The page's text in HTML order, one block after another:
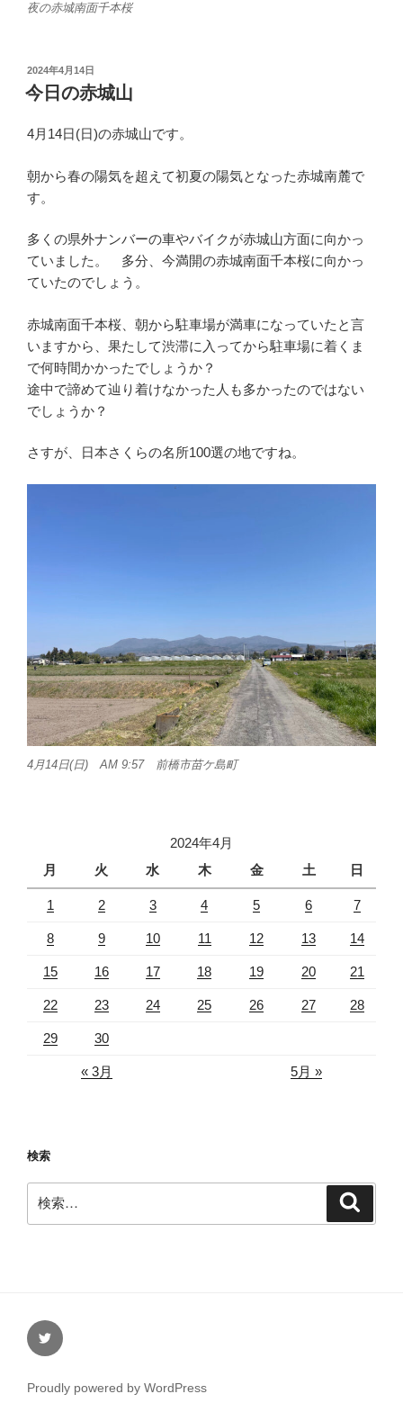
夜の赤城南面千本桜
投
稿
日:
2024年4月14日
今日の赤城山
4月14日(日)の赤城山です。
朝から春の陽気を超えて初夏の陽気となった赤城南麓で
す。
多くの県外ナンバーの車やバイクが赤城山方面に向かっ
ていました。 多分、今満開の赤城南面千本桜に向かっ
ていたのでしょう。
赤城南面千本桜、朝から駐車場が満車になっていたと言
いますから、果たして渋滞に入ってから駐車場に着くま
で何時間かかったでしょうか？
途中で諦めて辿り着けなかった人も多かったのではない
でしょうか？
さすが、日本さくらの名所100選の地ですね。
4月14日(日) AM 9:57 前橋市苗ケ島町
2024年4月
月
火 水 木 金 土 日
1 2 3 4 5 6 7
8 9 10 11 12 13 14
15 16 17 18 19 20 21
22 23 24 25 26 27 28
29 30
« 3月 5月 »
検索
索:
Twitter
Proudly powered by WordPress